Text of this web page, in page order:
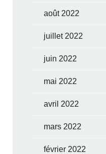
août 2022
juillet 2022
juin 2022
mai 2022
avril 2022
mars 2022
février 2022